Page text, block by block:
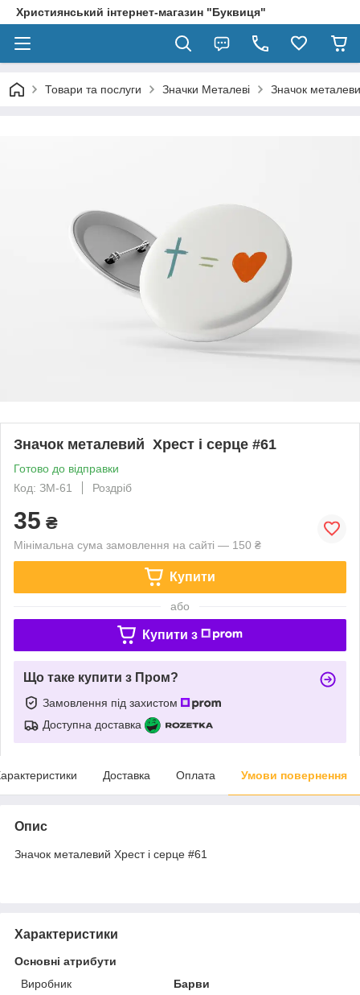
Християнський інтернет-магазин "Буквиця"
Товари та послуги Значки Металеві Значок
Значок металевий Хрест і серце #61
Готово до відправки
Код: ЗМ-61
Роздріб
35 ₴
Мінімальна сума замовлення на сайті — 150 ₴
Купити
або
Купити з
Що таке купити з Пром?
Замовлення під захистом
Доступна доставка
Доставка Оплата Умови повернення
Опис
Значок металевий Хрест і серце #61
Характеристики
Основні атрибути
Виробник
Барви